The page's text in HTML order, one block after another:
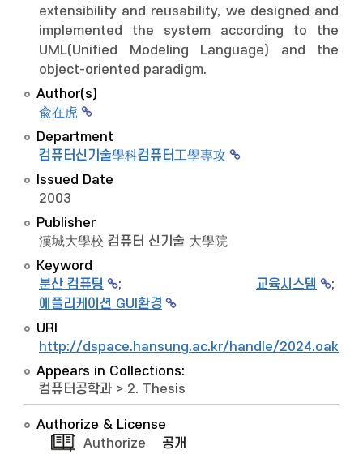
extensibility and reusability, we designed and
implemented the system according to the
UML(Unified Modeling Language) and the
object-oriented paradigm.
Author(s)
兪在虎
Department
컴퓨터신기술學科컴퓨터工學專攻
Issued Date
2003
Publisher
漢城大學校 컴퓨터 신기술 大學院
Keyword
분산 컴퓨팅
; 교육시스템
;
에플리케이션 GUI환경
URI
http://dspace.hansung.ac.kr/handle/2024.oak/
Appears in Collections:
컴퓨터공학과 > 2. Thesis
Authorize & License
Authorize
공개